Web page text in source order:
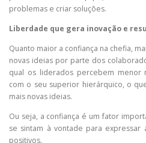
problemas e criar soluções.
Liberdade que gera inovação e
Quanto maior a confiança na chefia,
novas ideias por parte dos
qual os liderados percebem menor
com o seu superior hierárquico, o
mais novas ideias.
Ou seja, a confiança é um fator
se sintam à vontade para expressar
positivos.